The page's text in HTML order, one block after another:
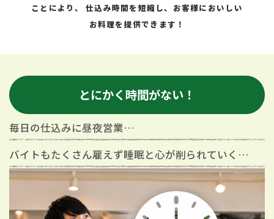
ことにより 、
仕込み時間を短縮し、お客様においしい
お料理を提供できます！
とにかく時間がない！
毎日の仕込みに昼夜営業…
バイトもたくさん雇えず睡眠と心が削られていく…